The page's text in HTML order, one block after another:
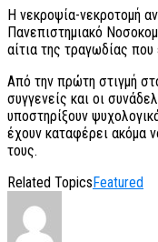
Η νεκροψία-νεκροτομή
Πανεπιστημιακό
αίτια της τραγωδίας
Από την πρώτη στιγμή
συγγενείς και οι
υποστηρίξουν
έχουν καταφέρει ακόμα
τους.
Related Topics Featured